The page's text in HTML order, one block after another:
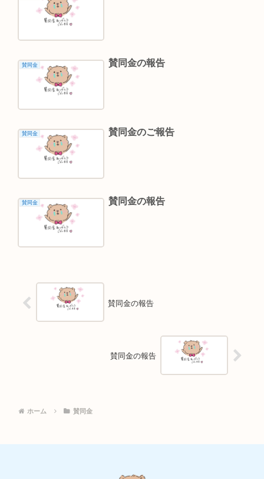
賛同金 賛同金の報告
賛同金 賛同金のご報告
賛同金 賛同金の報告
賛同金の報告
賛同金の報告
ホーム 賛同金